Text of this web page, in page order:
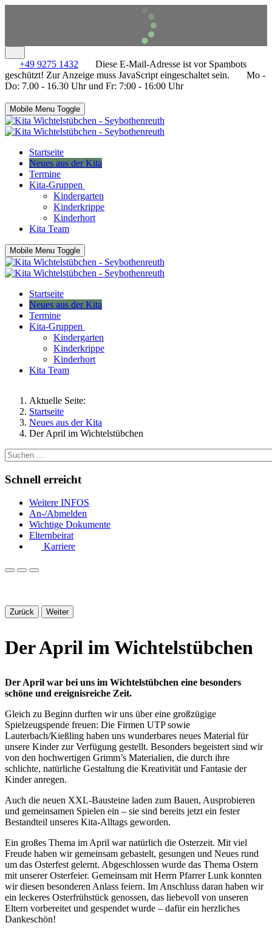
+49 9275 1432
Diese E-Mail-Adresse ist vor Spambots
geschützt! Zur Anzeige muss JavaScript eingeschaltet sein.
Mo -
Do: 7.00 - 16.30 Uhr und Fr: 7:00 - 16:00 Uhr
Mobile Menu Toggle
Startseite
Neues aus der Kita
Termine
Kita-Gruppen
Kindergarten
Kinderkrippe
Kinderhort
Kita Team
Mobile Menu Toggle
Startseite
Neues aus der Kita
Termine
Kita-Gruppen
Kindergarten
Kinderkrippe
Kinderhort
Kita Team
Aktuelle Seite:
Startseite
Neues aus der Kita
Der April im Wichtelstübchen
Schnell erreicht
Weitere INFOS
An-/Abmelden
Wichtige Dokumente
Elternbeirat
Karriere
Zurück Weiter
Der April im Wichtelstübchen
Der April war bei uns im Wichtelstübchen eine besonders
schöne und ereignisreiche Zeit.
Gleich zu Beginn durften wir uns über eine großzügige
Spielzeugspende freuen: Die Firmen UTP sowie
Lauterbach/Kießling haben uns wunderbares neues Material für
unsere Kinder zur Verfügung gestellt. Besonders begeistert sind wir
von den hochwertigen Grimm’s Materialien, die durch ihre
schlichte, natürliche Gestaltung die Kreativität und Fantasie der
Kinder anregen.
Auch die neuen XXL-Bausteine laden zum Bauen, Ausprobieren
und gemeinsamen Spielen ein – sie sind bereits jetzt ein fester
Bestandteil unseres Kita-Alltags geworden.
Ein großes Thema im April war natürlich die Osterzeit. Mit viel
Freude haben wir gemeinsam gebastelt, gesungen und Neues rund
um das Osterfest gelernt. Abgeschlossen wurde das Thema Ostern
mit unserer Osterfeier. Gemeinsam mit Herrn Pfarrer Lunk konnten
wir diesen besonderen Anlass feiern. Im Anschluss daran haben wir
ein leckeres Osterfrühstück genossen, das liebevoll von unseren
Eltern vorbereitet und gespendet wurde – dafür ein herzliches
Dankeschön!